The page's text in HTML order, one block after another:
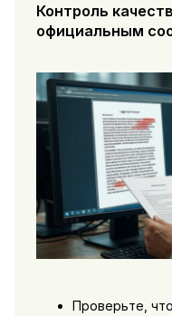
Контроль
официальным
Проверьте,